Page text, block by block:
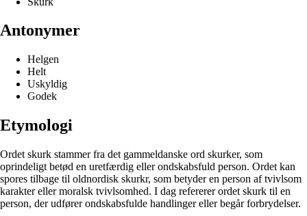
Antonymer
Helgen
Helt
Uskyldig
Godek
Etymologi
Ordet skurk stammer fra det gammeldanske ord skurker, som
oprindeligt betød en uretfærdig eller ondskabsfuld person. Ordet kan
spores tilbage til oldnordisk skurkr, som betyder en person af tvivlsom
karakter eller moralsk tvivlsomhed. I dag refererer ordet skurk til en
person, der udfører ondskabsfulde handlinger eller begår forbrydelser.